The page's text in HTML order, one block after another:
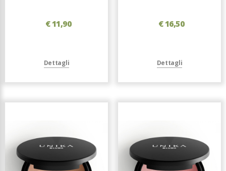
€ 11,90
Dettagli
€ 16,50
Dettagli